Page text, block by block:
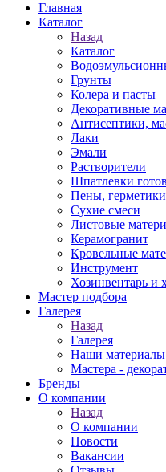
Главная
Каталог
Назад
Каталог
Грунты
Колера и пасты
Декоративные
Антисептики,
Лаки
Эмали
Растворители
Шпатлевки
Пены,
Сухие смеси
Листовые
Керамогранит
Кровельные
Инструмент
Хозинвентарь и
Мастер подбора
Галерея
Назад
Галерея
Наши материалы
Мастера -
Бренды
О компании
Назад
О компании
Новости
Вакансии